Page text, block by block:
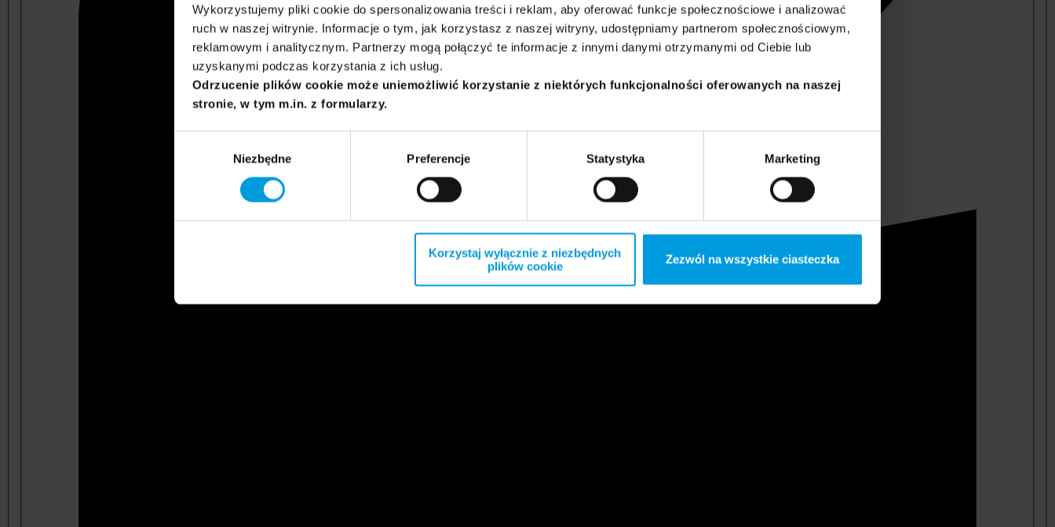
Wykorzystujemy pliki cookie do spersonalizowania treści i reklam, aby oferować funkcje społecznościowe i analizować
ruch w naszej witrynie. Informacje o tym, jak korzystasz z naszej witryny, udostępniamy partnerom społecznościowym,
reklamowym i analitycznym. Partnerzy mogą połączyć te informacje z innymi danymi otrzymanymi od Ciebie lub
uzyskanymi podczas korzystania z ich usług.
Odrzucenie plików cookie może uniemożliwić korzystanie z niektórych funkcjonalności oferowanych na naszej
stronie, w tym m.in. z formularzy.
Niezbędne Preferencje Statystyka Marketing
Korzystaj wyłącznie z niezbędnych
plików cookie
Zezwól na wszystkie ciasteczka